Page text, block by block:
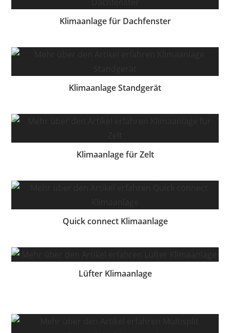
Klimaanlage für Dachfenster
Klimaanlage Standgerät
Klimaanlage für Zelt
Quick connect Klimaanlage
Lüfter Klimaanlage